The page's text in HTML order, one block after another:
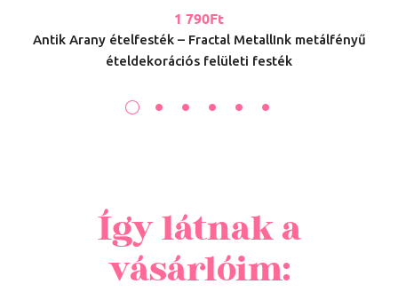
1 790Ft
Antik Arany ételfesték – Fractal MetallInk metálfényű
ételdekorációs felületi festék
Így látnak a
vásárlóim: